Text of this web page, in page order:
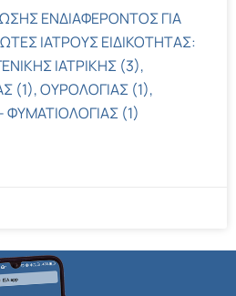
ΕΝΔΙΑΦΕΡΟΝΤΟΣ ΓΙΑ
ΙΑΤΡΟΥΣ ΕΙΔΙΚΟΤΗΤΑΣ:
ΙΑΤΡΙΚΗΣ (3),
(1), ΟΥΡΟΛΟΓΙΑΣ (1),
(1)